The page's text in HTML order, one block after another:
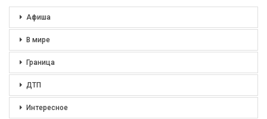
Афиша
В мире
Граница
ДТП
Интересное